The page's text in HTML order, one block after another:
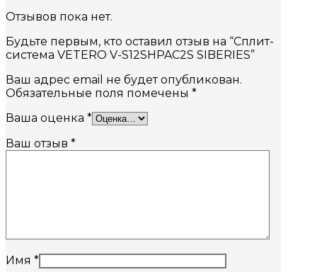
Отзывов пока нет.
Будьте первым, кто оставил отзыв на “Сплит-
система VETERO V-S12SHPAC2S SIBERIES”
Ваш адрес email не будет опубликован.
Обязательные поля помечены *
Ваша оценка *
Ваш отзыв *
Имя *